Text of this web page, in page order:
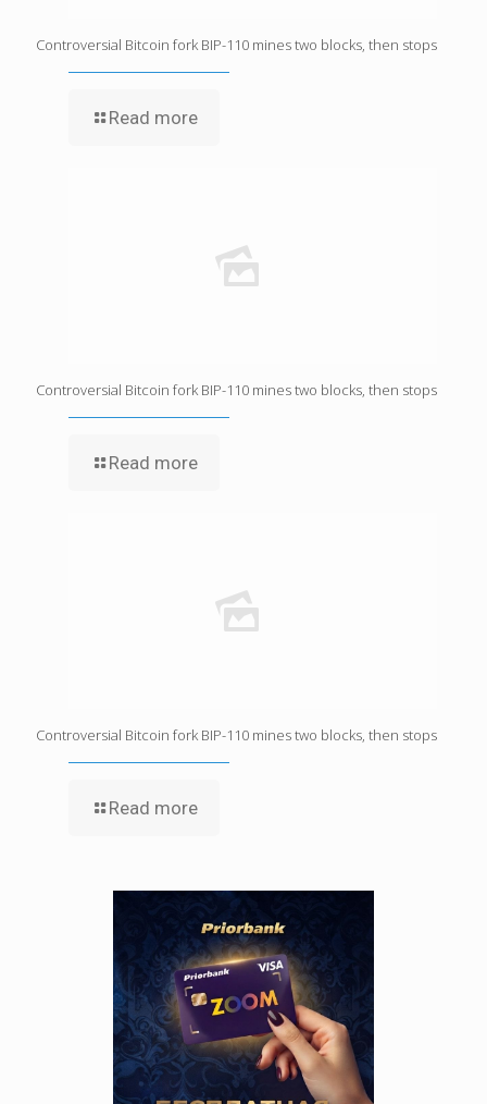
Controversial Bitcoin fork BIP-110 mines two blocks, then stops
Read more
Controversial Bitcoin fork BIP-110 mines two blocks, then stops
Read more
Controversial Bitcoin fork BIP-110 mines two blocks, then stops
Read more